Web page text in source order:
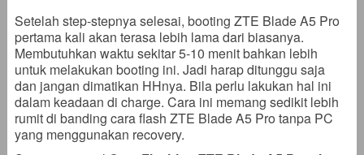
Setelah step-stepnya selesai, booting ZTE Blade A5 Pro
pertama kali akan terasa lebih lama dari biasanya.
Membutuhkan waktu sekitar 5-10 menit bahkan lebih
untuk melakukan booting ini. Jadi harap ditunggu saja
dan jangan dimatikan HHnya. Bila perlu lakukan hal ini
dalam keadaan di charge. Cara ini memang sedikit lebih
rumit di banding cara flash ZTE Blade A5 Pro tanpa PC
yang menggunakan recovery.